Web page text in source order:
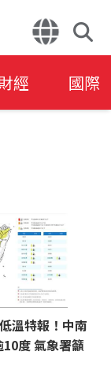
經 國際
溫特報！中南
度 氣象署籲